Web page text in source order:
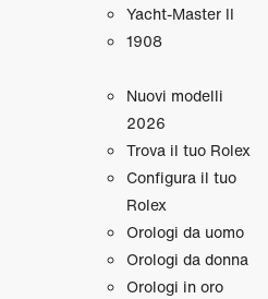
Yacht‑Master II
1908
Nuovi modelli
2026
Trova il tuo Rolex
Configura il tuo
Rolex
Orologi da uomo
Orologi da donna
Orologi in oro